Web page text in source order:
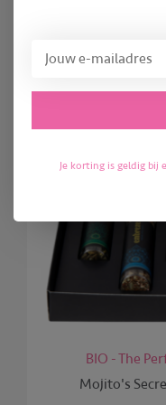
BIO - The
Mojito's
Je korting is geldig bij